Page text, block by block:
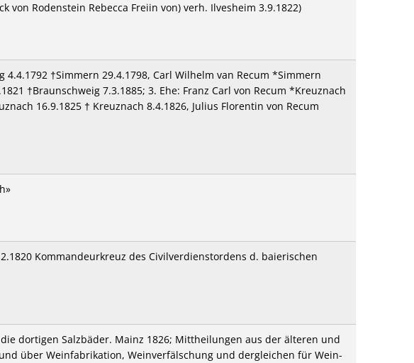
Rodenstein Rebecca Freiin von) verh. Ilvesheim 3.9.1822)
†Simmern 29.4.1798, Carl Wilhelm van Recum *Simmern
†Braunschweig 7.3.1885; 3. Ehe: Franz Carl von Recum *Kreuznach
16.9.1825 † Kreuznach 8.4.1826, Julius Florentin von Recum
Kommandeurkreuz des Civilverdienstordens d. baierischen
dortigen Salzbäder. Mainz 1826; Mittheilungen aus der älteren und
über Weinfabrikation, Weinverfälschung und dergleichen für Wein-